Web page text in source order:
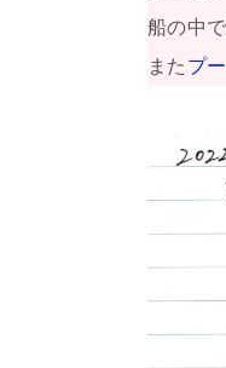
船の中
また プ